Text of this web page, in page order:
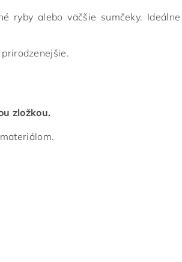
ryby alebo väčšie sumčeky.
zložkou.